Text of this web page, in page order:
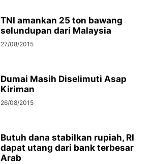
TNI amankan 25 ton bawang
selundupan dari Malaysia
27/08/2015
Dumai Masih Diselimuti Asap
Kiriman
26/08/2015
Butuh dana stabilkan rupiah, RI
dapat utang dari bank terbesar
Arab